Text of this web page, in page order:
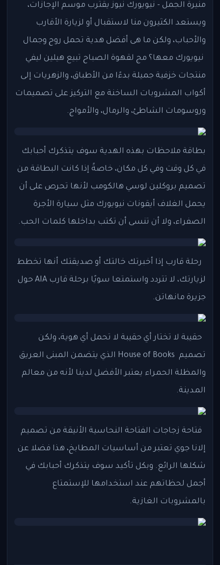
منيرة الجمل - نيويورك نيوز يقترب موسم الإجازات،
ويستعد الكثيرون منا لاستقبال أو لزيارة الأقارب
والأحباب، ولكن ما هى أفضل هدية تحمل روح وجمال
نيويورك معها؟ مج لقهوة الصباح تبيع هيلين ليفي
منتجات خزفية جميلة بدءًا من الأطباق، والزهريات إلى
أكواب المشروبات الساخنة مع التركيز على تصميمات
وروسومات الشاطئ، والرمال، والأمواج.
بطاقة ملاحظات بهذه الهدية سوف يتذكرك أحبابك
في كل وقت وفي كل مكان، خاصةً إذا كانت البطاقة من
تصميم بروكلين لوسي هالكومب لأنها تحرص على أن
يحمل الغلاف أيقونات نيويورك مثل سيارة الأجرة
الصفراء، ولا أن تنسى أن تكتب بداخلها كلمات الحب.
رحلة قارب إذا أخبرتك خالتك أو صديقتك أنها تخطط
لزيارتك، لا تتردد واستمتعا سويًا برحلة قارب AIA حول
جزيرة مانهاتن.
حقيبة لا تختار أي حقيبة لا تحمل أي هوية، ولكن
تصميم House of Books الذي يتضمن المبنى العريق
والمظلة الحمراء يعتبر الأفضل لدينا لأنه من معالم
المدينة.
فتاحة زجاجات الفتاحة النحاسية الأنيقة من تصميم
إلانا جوي تعتبر من أساسيات المطابخ، هذا فضلا عن
شكلها الرائع. وبكل تأكيد سوف يتذكرك أحبابك في
أجمل لحظاتهم عند استخدامها للإستمتاع
بالمشروبات الغازية.